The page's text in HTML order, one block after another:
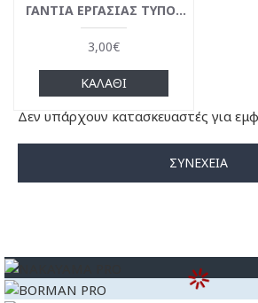
ΓΑΝΤΙΑ ΕΡΓΑΣΙΑΣ ΤΥΠΟΥ JEAN OVER TECH
3,00€
ΚΑΛΆΘΙ
Δεν υπάρχουν κατασκευαστές για
ΣΥΝΈΧΕΙΑ